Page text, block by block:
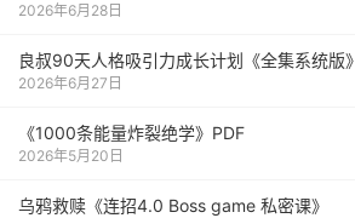
2026年6月28日
良叔90天人格吸引力成长计划《全集系统版》
2026年6月27日
《1000‮能条‬‎量‮裂炸‬‎绝学》PDF
2026年5月20日
乌鸦救赎《连招4.0 Boss game 私密课》